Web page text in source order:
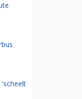
'scheelt